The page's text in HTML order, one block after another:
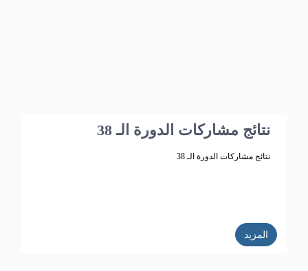
نتائج مشاركات الدورة الـ 38
نتائج مشاركات الدورة الـ 38
المزيد